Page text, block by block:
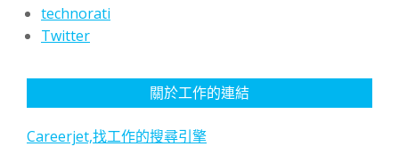
technorati
Twitter
關於工作的連結
Careerjet,找工作的搜尋引擎